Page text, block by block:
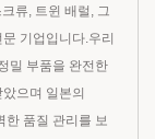
류, 트윈 배럴, 그
기업입니다.우리
밀 부품을 완전한
으며 일본의
한 품질 관리를 보